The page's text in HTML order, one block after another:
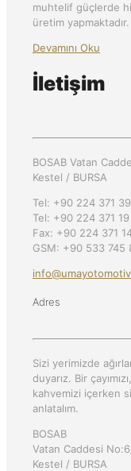
muhtelif güçlerde
üretim yapmaktadır.
Devamını Oku
İletişim
BOSAB Vatan
Kestel / BURSA
Tel: +90 224 371
Tel: +90 224 371 19
Fax: +90 224 371
GSM: +90 533 745
Adres
Sizi yerimizde
duyarız. Bir
kahvemizi içerken
anlatalım.
BOSAB
Vatan Caddesi
Kestel / BURSA